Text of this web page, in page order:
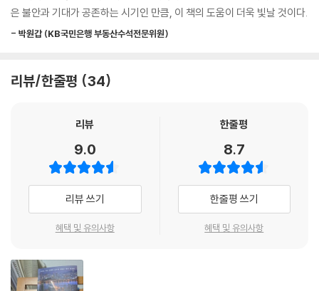
년물 금리가 하락하면서 다른 상황이 나오게 됐다. 부동산 가격 하락이 멈
추고 일부에서는 급매가 거래되는 등 가격 상승이 나타난 것이다. 이에 더
해 정부의 각종 세제 완화, 특례보금자리론과 같은 저금리 상품의 출시 그
담보대출 금리 하락이 부동산 수요를 증가시킨 점도 무시할 수 없다.
마포래미안푸르지오가 주는 인사이트는 다음과 같다. 아파트의 투자 수요
는 평당가 못지않게 ‘총액’이 중요하다. 가격이 상승할수록 소형 평형의 평
당가는 33평형에 비해 더 상승하며, 이후 하락기에 다시 10~15% 고평가
적인 임계점을 전후로 투자수익률이 평형별로 달라질 수 있다는 것이다.
상승기에는 비싸질수록 소형 평형의 수익률이 좋다. 결론은 이렇다. “상승
장에는 지역의 대장 단지 소형 평형에 투자하라! 단, 하락장에서는 소형이
---「Part4. 「8개 대장 단지 상세 리포트」」중에서
연장, 빌라포비아 등 시의성 있는 주제는 물론, 2024년에 가장 중요한 경
제지표가 될 ‘국고채 10년물 금리’가 부동산 미칠 영향을 알아본다. Part4
용적 투자 인사이트를 담아냈다. Part5에서는 2024년 서울시 집값에 대
상권 트렌드를 짚어보며 강력히 떠오를 것으로 예상되는 3곳의 핫 플레이
『부동산 트렌드 2024』는 투자자들이 2024년의 중요한 이슈를 이해하
고, 혼란스러운 시장에서 나만의 방향을 잡을 수 있게 돕는 부동산 안내서
다. 저자의 전망과 지식을 적극 활용해 다시 찾아온 기회의 창을 활짝 열고
은 불안과 기대가 공존하는 시기인 만큼, 이 책의 도움이 더욱 빛날 것이다.
- 박원갑 (KB국민은행 부동산수석전문위원)
리뷰/한줄평 34
리뷰
9.0
리뷰 쓰기
혜택 및 유의사항
한줄평
8.7
한줄평 쓰기
혜택 및 유의사항